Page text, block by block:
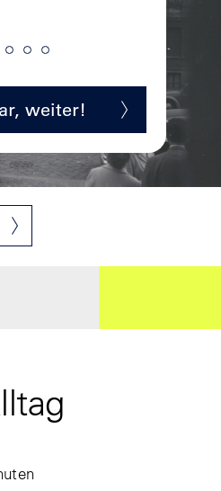
Foto: René Armbrust
weiter!